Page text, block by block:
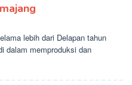
lebih dari Delapan tahun
dalam memproduksi dan